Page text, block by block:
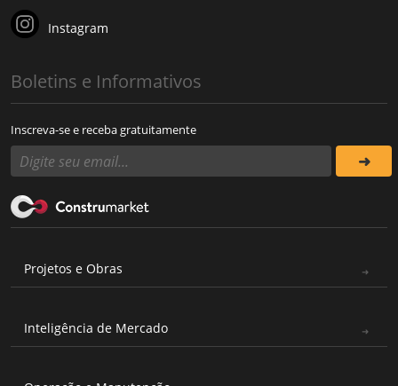
Instagram
Boletins e Informativos
Inscreva-se e receba gratuitamente
Projetos e Obras
Inteligência de Mercado